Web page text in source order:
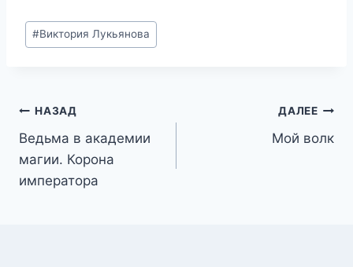
Метки
записи:
#Виктория Лукьянова
Навигация
по
записям
НАЗАД
Ведьма в академии
магии. Корона
императора
ДАЛЕЕ
Мой волк